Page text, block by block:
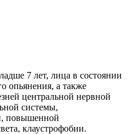
7 лет, лица в состоянии
опьянения, а также
центральной нервной
системы,
повышенной
клаустрофобии.